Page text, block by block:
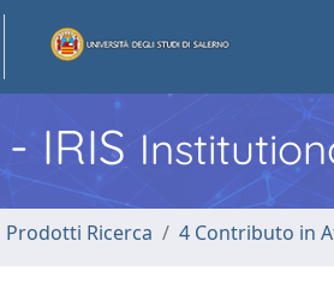
IRIS
Prodotti Ricerca 4 Contributo in